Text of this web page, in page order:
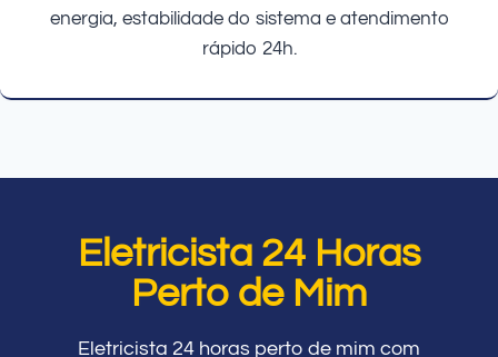
energia, estabilidade do sistema e atendimento
rápido 24h.
Eletricista 24 Horas
Perto de Mim
Eletricista 24 horas perto de mim com